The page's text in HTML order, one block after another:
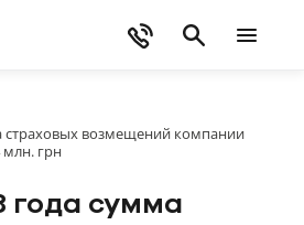
страховых возмещений компании
млн. грн
года сумма